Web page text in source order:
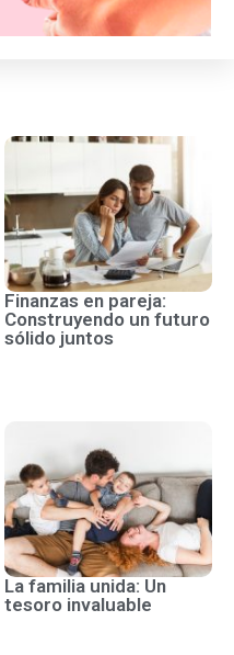
Finanzas en pareja:
Construyendo un futuro
sólido juntos
La familia unida: Un
tesoro invaluable